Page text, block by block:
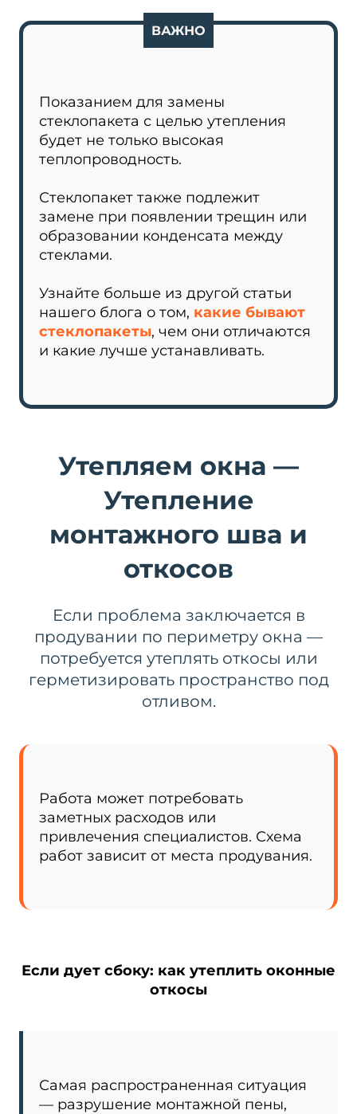
ВАЖНО
Показанием для замены
стеклопакета с целью утепления
будет не только высокая
теплопроводность.
Стеклопакет также подлежит
замене при появлении трещин или
образовании конденсата между
стеклами.
Узнайте больше из другой статьи
нашего блога о том, какие бывают
стеклопакеты, чем они отличаются
и какие лучше устанавливать.
Утепляем окна —
Утепление
монтажного шва и
откосов
Если проблема заключается в
продувании по периметру окна —
потребуется утеплять откосы или
герметизировать пространство под
отливом.
Работа может потребовать
заметных расходов или
привлечения специалистов. Схема
работ зависит от места продувания.
Если дует сбоку: как утеплить оконные
откосы
Самая распространенная ситуация
— разрушение монтажной пены,